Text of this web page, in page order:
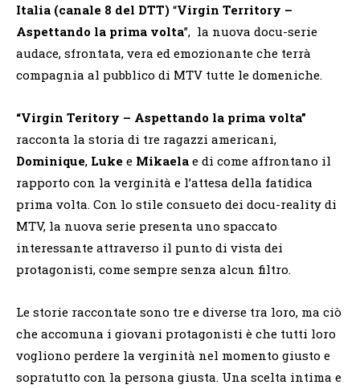
Italia (canale 8 del DTT) “Virgin Territory –
Aspettando la prima volta”, la nuova docu-serie
audace, sfrontata, vera ed emozionante che terrà
compagnia al pubblico di MTV tutte le domeniche.
“Virgin Teritory – Aspettando la prima volta”
racconta la storia di tre ragazzi americani,
Dominique, Luke e Mikaela e di come affrontano il
rapporto con la verginità e l’attesa della fatidica
prima volta. Con lo stile consueto dei docu-reality di
MTV, la nuova serie presenta uno spaccato
interessante attraverso il punto di vista dei
protagonisti, come sempre senza alcun filtro.
Le storie raccontate sono tre e diverse tra loro, ma ciò
che accomuna i giovani protagonisti è che tutti loro
vogliono perdere la verginità nel momento giusto e
sopratutto con la persona giusta. Una scelta intima e